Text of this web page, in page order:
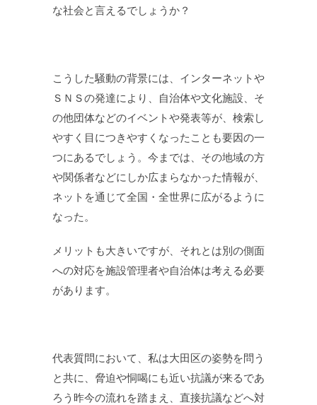
な社会と言えるでしょうか？
こうした騒動の背景には、インターネットや
ＳＮＳの発達により、自治体や文化施設、そ
の他団体などのイベントや発表等が、検索し
やすく目につきやすくなったことも要因の一
つにあるでしょう。今までは、その地域の方
や関係者などにしか広まらなかった情報が、
ネットを通じて全国・全世界に広がるように
なった。
メリットも大きいですが、それとは別の側面
への対応を施設管理者や自治体は考える必要
があります。
代表質問において、私は大田区の姿勢を問う
と共に、脅迫や恫喝にも近い抗議が来るであ
ろう昨今の流れを踏まえ、直接抗議などへ対